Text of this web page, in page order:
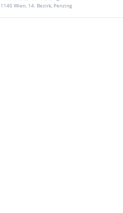
1140 Wien, 14. Bezirk, Penzing